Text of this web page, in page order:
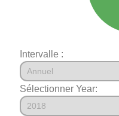
Intervalle :
Sélectionner Year: